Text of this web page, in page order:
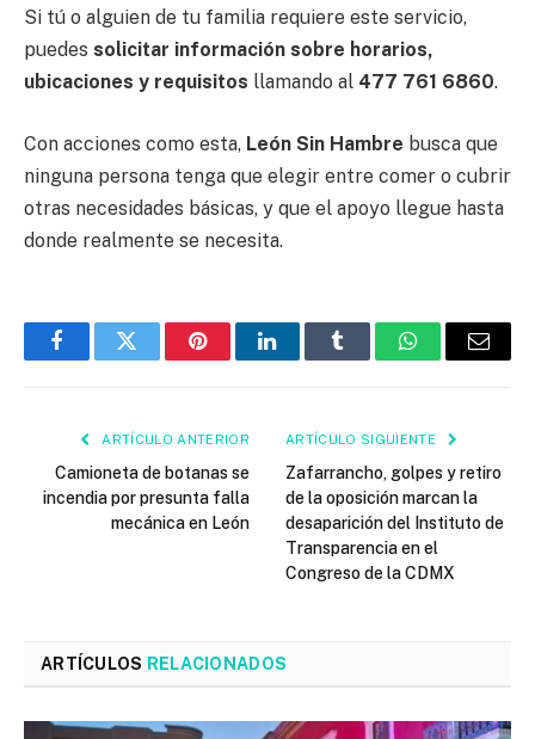
Si tú o alguien de tu familia requiere este servicio,
puedes solicitar información sobre horarios,
ubicaciones y requisitos llamando al 477 761 6860.
Con acciones como esta, León Sin Hambre busca que
ninguna persona tenga que elegir entre comer o cubrir
otras necesidades básicas, y que el apoyo llegue hasta
donde realmente se necesita.
FacebookTwitter PinterestLinkedInTumblr WhatsAppEmail
ARTÍCULO ANTERIOR
Camioneta de botanas se
incendia por presunta falla
mecánica en León
ARTÍCULO SIGUIENTE
Zafarrancho, golpes y retiro
de la oposición marcan la
desaparición del Instituto de
Transparencia en el
Congreso de la CDMX
ARTÍCULOS RELACIONADOS